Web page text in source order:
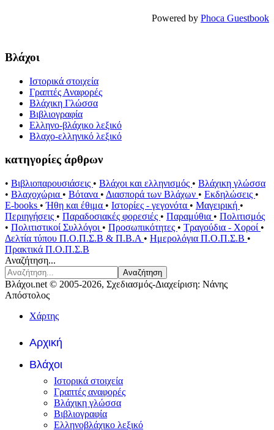
Powered by Phoca Guestbook
Βλάχοι
Ιστορικά στοιχεία
Γραπτές Αναφορές
Βλάχικη Γλώσσα
Βιβλιογραφία
Ελληνο-βλάχικο λεξικό
Βλαχο-ελληνικό λεξικό
κατηγορίες άρθρων
• Βιβλιοπαρουσιάσεις • Βλάχοι και ελληνισμός • Βλάχικη γλώσσα
• Βλαχοχώρια • Βότανα • Διασπορά των Βλάχων • Εκδηλώσεις •
E-books •Ήθη και έθιμα • Ιστορίες - γεγονότα • Μαγειρική •
Περιηγήσεις • Παραδοσιακές φορεσιές • Παραμύθια • Πολιτισμός
• Πολιτιστικοί Συλλόγοι • Προσωπικότητες • Τραγούδια - Χοροί •
Δελτία τύπου Π.Ο.Π.Σ.Β & Π.Β.Α • Ημερολόγια Π.Ο.Π.Σ.Β •
Πρακτικά Π.Ο.Π.Σ.Β
Αναζήτηση...
Αναζήτηση
Βλάχοι.net © 2005-2026, Σχεδιασμός-Διαχείριση: Νάνης
Απόστολος
Χάρτης
Αρχική
Βλάχοι
Ιστορικά στοιχεία
Γραπτές αναφορές
Βλάχικη γλώσσα
Βιβλιογραφία
Ελληνοβλάχικο λεξικό